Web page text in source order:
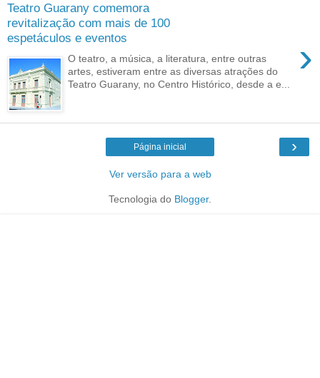
Teatro Guarany comemora
revitalização com mais de 100
espetáculos e eventos
›
O teatro, a música, a literatura, entre outras
artes, estiveram entre as diversas atrações do
Teatro Guarany, no Centro Histórico, desde a e...
›
Página inicial
Ver versão para a web
Tecnologia do Blogger.